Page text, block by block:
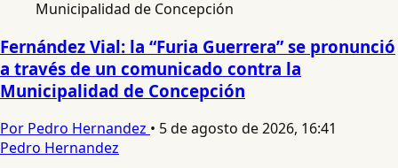
Fernández Vial: la “Furia Guerrera” se pronunció
a través de un comunicado contra la
Municipalidad de Concepción
Por Pedro Hernandez • 5 de agosto de 2026, 16:41
Pedro Hernandez